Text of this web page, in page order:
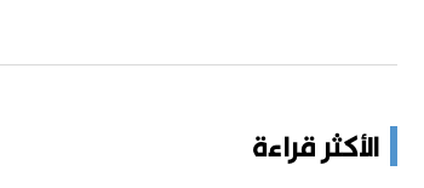
الأكثر قراءة